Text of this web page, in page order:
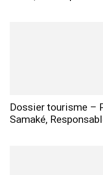
Dossier tourisme –
Samaké,